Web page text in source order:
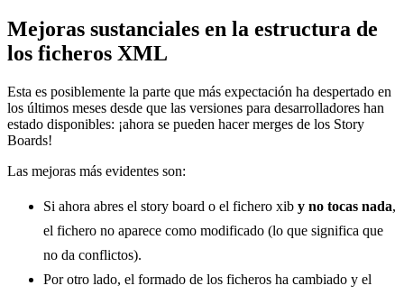
Mejoras sustanciales en la estructura de
los ficheros XML
Esta es posiblemente la parte que más expectación ha despertado en
los últimos meses desde que las versiones para desarrolladores han
estado disponibles: ¡ahora se pueden hacer merges de los Story
Boards!
Las mejoras más evidentes son:
Si ahora abres el story board o el fichero xib y no tocas nada,
el fichero no aparece como modificado (lo que significa que
no da conflictos).
Por otro lado, el formado de los ficheros ha cambiado y el